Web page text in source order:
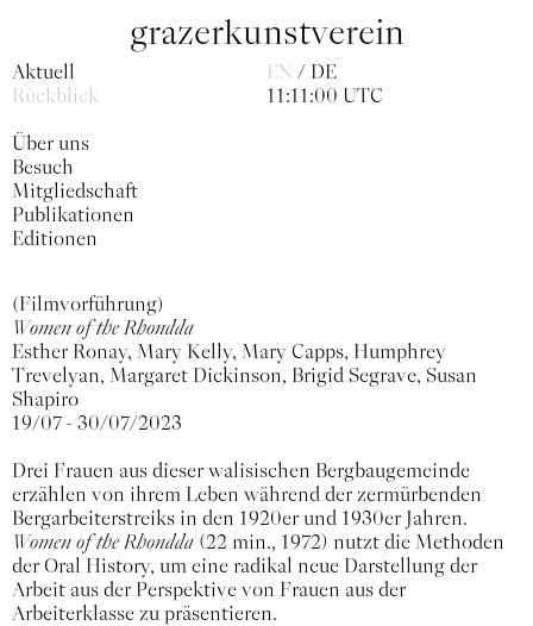
Aktuell
Rückblick
Über uns
Besuch
Mitgliedschaft
Publikationen
Editionen
grazerkunstverein
(Filmvorführung)
Women of the Rhondda
Esther Ronay, Mary Kelly, Mary Capps, Humphrey
Trevelyan, Margaret Dickinson, Brigid Segrave, Susan
Shapiro
19/07 - 30/07/2023
Drei Frauen aus dieser walisischen Bergbaugemeinde
erzählen von ihrem Leben während der zermürbenden
Bergarbeiterstreiks in den 1920er und 1930er Jahren.
Women of the Rhondda (22 min., 1972) nutzt die Methoden
der Oral History, um eine radikal neue Darstellung der
Arbeit aus der Perspektive von Frauen aus der
Arbeiterklasse zu präsentieren.
EN
DE
11:11:00 UTC